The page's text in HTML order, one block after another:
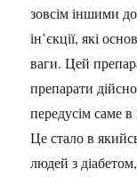
зовсім іншими
ін’єкції, які
ваги. Цей
препарати
передусім саме
Це стало в
людей з